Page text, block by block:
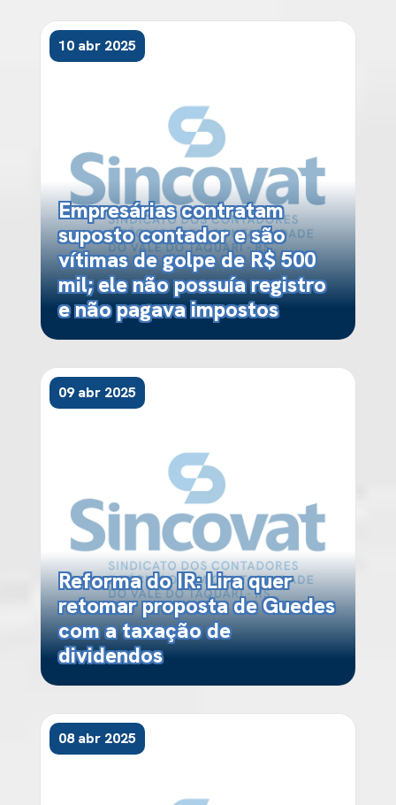
10 abr 2025
Empresárias contratam
suposto contador e são
vítimas de golpe de R$ 500
mil; ele não possuía registro
e não pagava impostos
09 abr 2025
Reforma do IR: Lira quer
retomar proposta de Guedes
com a taxação de
dividendos
08 abr 2025